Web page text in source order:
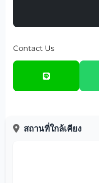
Contact Us
สถานที่ใกล้เคียง